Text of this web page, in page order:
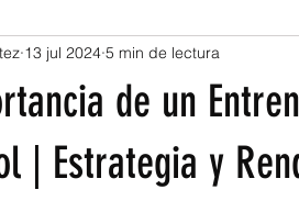
de un
| Estrategia y
13 jul 2024 5 min de lectura